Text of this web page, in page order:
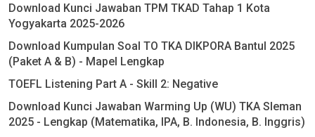
Download Kunci Jawaban TPM TKAD Tahap 1 Kota
Yogyakarta 2025-2026
Download Kumpulan Soal TO TKA DIKPORA Bantul 2025
(Paket A & B) - Mapel Lengkap
TOEFL Listening Part A - Skill 2: Negative
Download Kunci Jawaban Warming Up (WU) TKA Sleman
2025 - Lengkap (Matematika, IPA, B. Indonesia, B. Inggris)